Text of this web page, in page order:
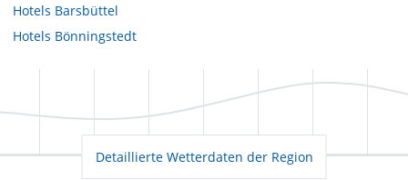
Hotels Barsbüttel
Hotels Bönningstedt
Detaillierte Wetterdaten der Region